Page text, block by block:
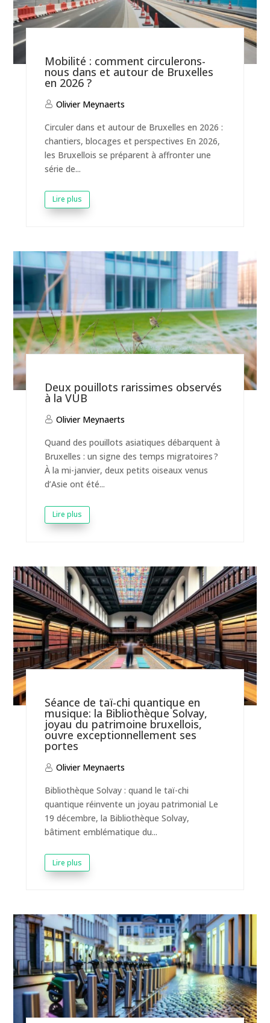
Mobilité : comment circulerons-
nous dans et autour de Bruxelles
en 2026 ?
Olivier Meynaerts
Circuler dans et autour de Bruxelles en 2026 :
chantiers, blocages et perspectives En 2026,
les Bruxellois se préparent à affronter une
série de...
Lire plus
Deux pouillots rarissimes observés
à la VUB
Olivier Meynaerts
Quand des pouillots asiatiques débarquent à
Bruxelles : un signe des temps migratoires ?
À la mi-janvier, deux petits oiseaux venus
d’Asie ont été...
Lire plus
Séance de taï-chi quantique en
musique: la Bibliothèque Solvay,
joyau du patrimoine bruxellois,
ouvre exceptionnellement ses
portes
Olivier Meynaerts
Bibliothèque Solvay : quand le taï-chi
quantique réinvente un joyau patrimonial Le
19 décembre, la Bibliothèque Solvay,
bâtiment emblématique du...
Lire plus